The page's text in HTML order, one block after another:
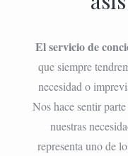
El servicio de
que siempre
necesidad o
Nos hace sentir
nuestras
representa uno de